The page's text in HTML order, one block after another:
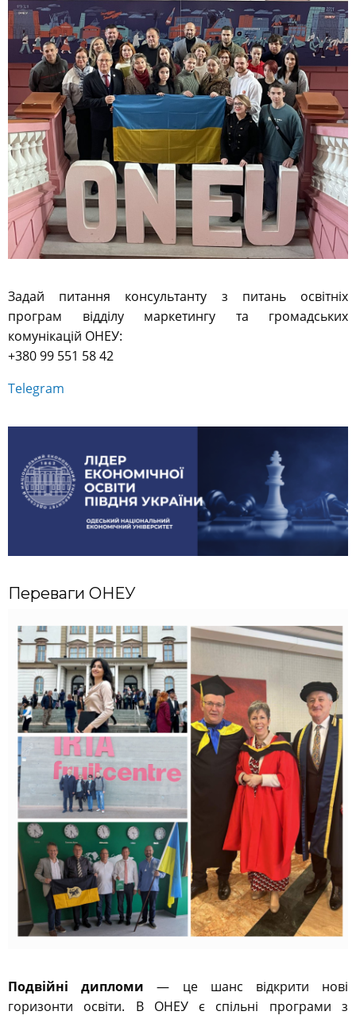
Задай питання консультанту з питань освітніх
програм відділу маркетингу та громадських
комунікацій ОНЕУ:
+380 99 551 58 42
Telegram
Переваги ОНЕУ
Подвійні дипломи — це шанс відкрити нові
горизонти освіти. В ОНЕУ є спільні програми з